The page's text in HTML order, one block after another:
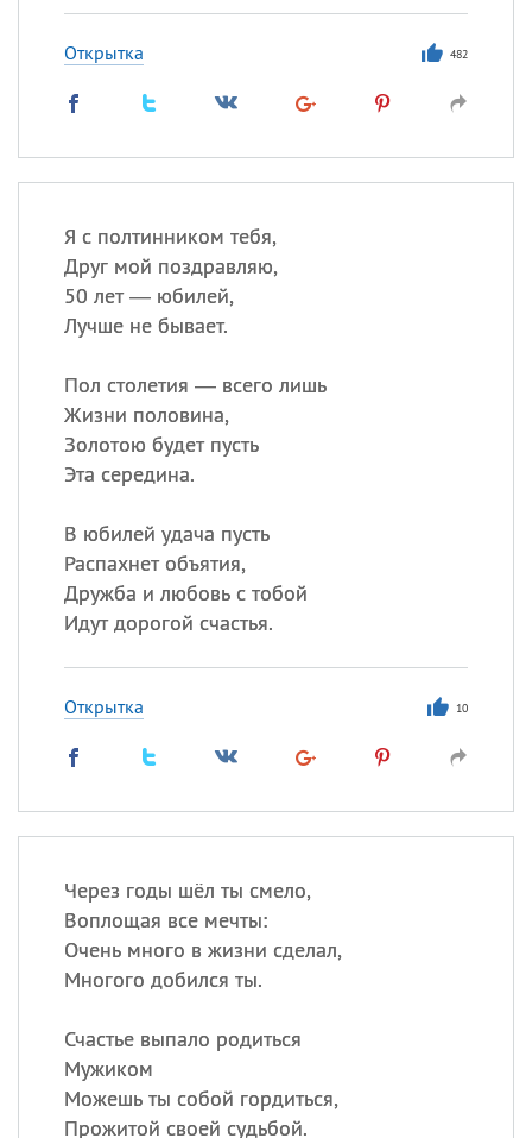
Открытка 482
Я с полтинником тебя,
Друг мой поздравляю,
50 лет — юбилей,
Лучше не бывает.
Пол столетия — всего лишь
Жизни половина,
Золотою будет пусть
Эта середина.
В юбилей удача пусть
Распахнет объятия,
Дружба и любовь с тобой
Идут дорогой счастья.
Открытка 10
Через годы шёл ты смело,
Воплощая все мечты:
Очень много в жизни сделал,
Многого добился ты.
Счастье выпало родиться
Мужиком
Можешь ты собой гордиться,
Прожитой своей судьбой.